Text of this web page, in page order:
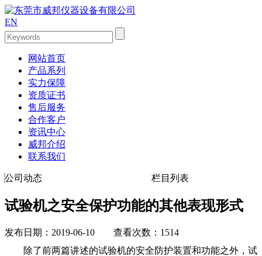
EN
网站首页
产品系列
实力保障
资质证书
售后服务
合作客户
资讯中心
威邦介绍
联系我们
公司动态 栏目列表
试验机之安全保护功能的其他表现形式
发布日期：2019-06-10 查看次数：1514
除了前两篇讲述的试验机的安全防护装置和功能之外，试